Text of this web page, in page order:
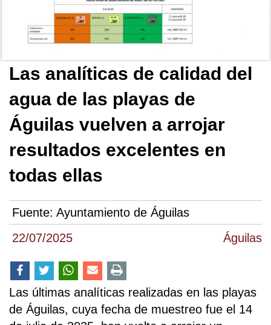
22/07/2025 Águilas
Las analíticas de calidad del
agua de las playas de
Águilas vuelven a arrojar
resultados excelentes en
todas ellas
Fuente: Ayuntamiento de Águilas
Las últimas analíticas realizadas en las playas
de Águilas, cuya fecha de muestreo fue el 14